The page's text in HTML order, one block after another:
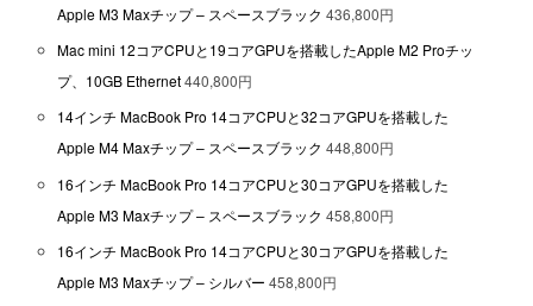
Apple M3 Maxチップ – スペースブラック 436,800円
Mac mini 12コアCPUと19コアGPUを搭載したApple M2 Proチッ
プ、10GB Ethernet440,800円
14インチ MacBook Pro 14コアCPUと32コアGPUを搭載した
Apple M4 Maxチップ – スペースブラック 448,800円
16インチ MacBook Pro 14コアCPUと30コアGPUを搭載した
Apple M3 Maxチップ – スペースブラック 458,800円
16インチ MacBook Pro 14コアCPUと30コアGPUを搭載した
Apple M3 Maxチップ – シルバー 458,800円